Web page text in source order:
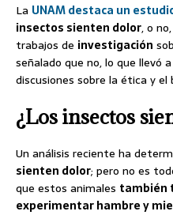
La UNAM destaca un
insectos sienten dolor, o
trabajos de investigación
señalado que no, lo que llevó
discusiones sobre la ética y el
¿Los insectos
Un análisis reciente ha
sienten dolor; pero no es
que estos animales también
experimentar hambre y